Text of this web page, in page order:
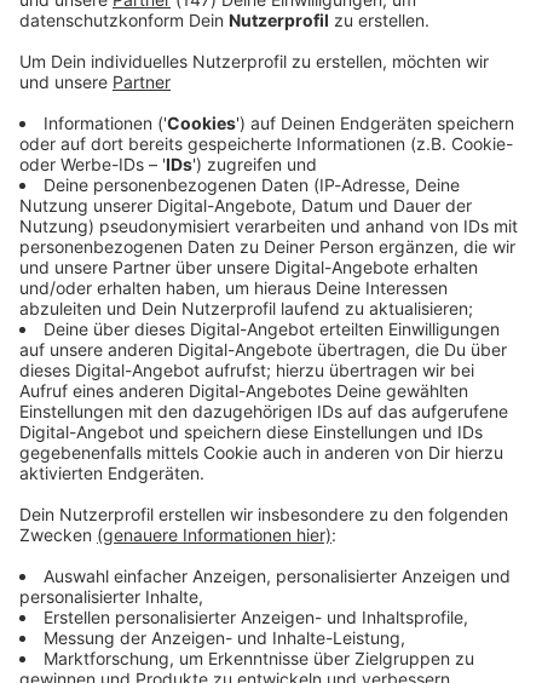
Immer auf dem Laufenden
bleiben!
Verpass' nichts mehr - mit unserem kostenlosen
ANTENNE BAYERN Newsletter. Ob Nachrichten,
Lifestyle oder unsere neuesten Aktionen - wir
informieren dich.
Zum Newsletter anmelden